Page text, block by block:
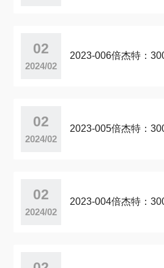
02
2024/02
02
2024/02
02
2024/02